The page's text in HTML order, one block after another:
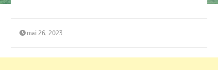
mai 26, 2023